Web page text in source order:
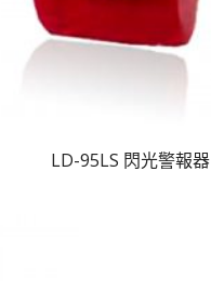
LD-95LS 閃光警報器